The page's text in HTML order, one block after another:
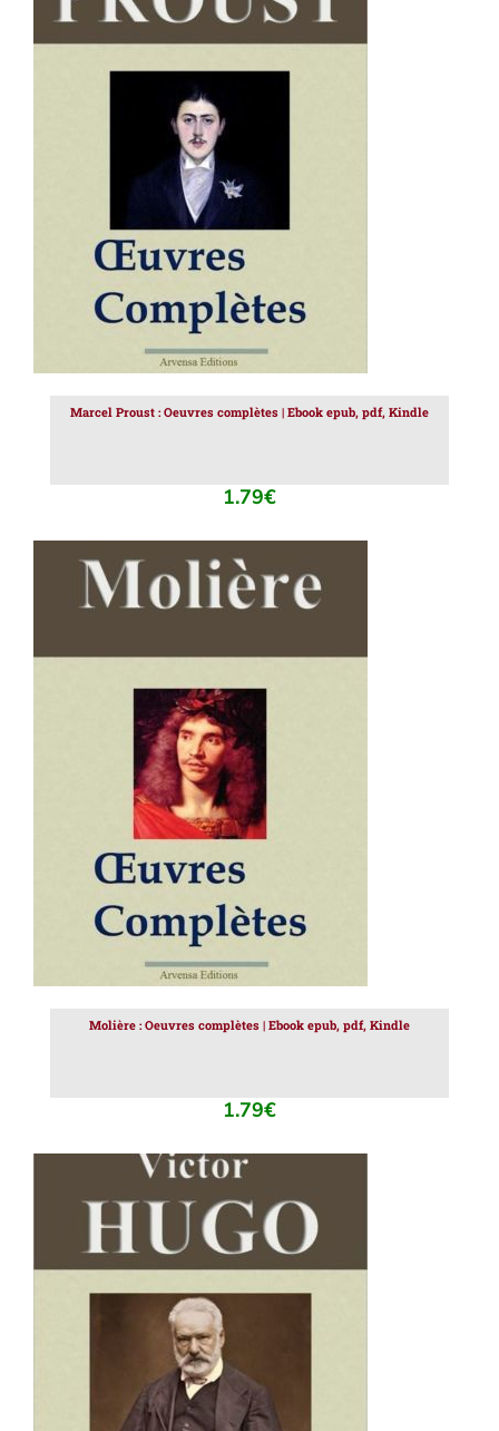
AJOUTER AU PANIER
Marcel Proust : Oeuvres complètes | Ebook epub, pdf, Kindle
1.79€
AJOUTER AU PANIER /
Molière : Oeuvres complètes | Ebook epub, pdf, Kindle
1.79€
AJOUTER AU PANIER /